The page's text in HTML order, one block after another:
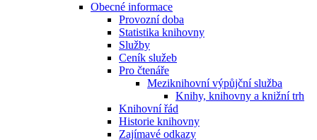
Obecné informace
Provozní doba
Statistika knihovny
Služby
Ceník služeb
Pro čtenáře
Meziknihovní výpůjční služba
Knihy, knihovny a knižní trh
Knihovní řád
Historie knihovny
Zajímavé odkazy